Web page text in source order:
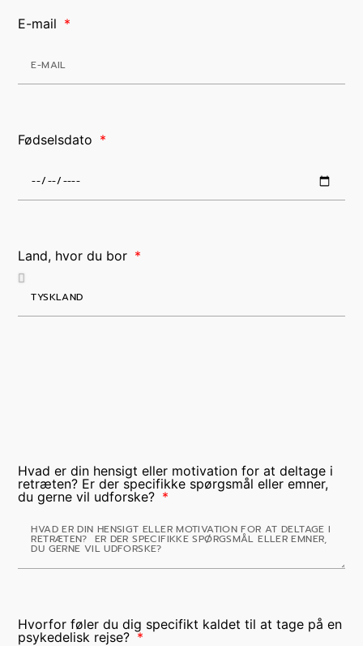
E-mail
Fødselsdato
Land, hvor du bor
Hvad er din hensigt eller motivation for at deltage i
retræten? Er der specifikke spørgsmål eller emner,
du gerne vil udforske?
Hvorfor føler du dig specifikt kaldet til at tage på en
psykedelisk rejse?